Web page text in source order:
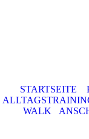
STARTSEITE
WALK